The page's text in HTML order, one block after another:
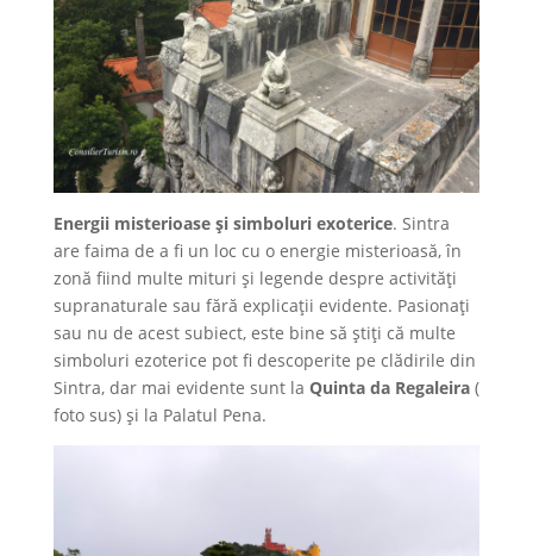
Energii misterioase și simboluri exoterice. Sintra
are faima de a fi un loc cu o energie misterioasă, în
zonă fiind multe mituri și legende despre activități
supranaturale sau fără explicații evidente. Pasionați
sau nu de acest subiect, este bine să știți că multe
simboluri ezoterice pot fi descoperite pe clădirile din
Sintra, dar mai evidente sunt la Quinta da Regaleira (
foto sus) și la Palatul Pena.